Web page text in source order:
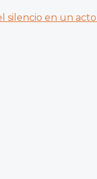
silencio en un